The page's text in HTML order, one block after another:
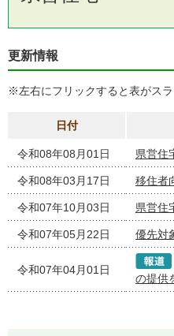
更新情報
※左右にフリックすると表がスラ
日付
令和08年08月01日 県営住
令和08年03月17日 移住者
令和07年10月03日 県営住
令和07年05月22日 優先対
令和07年04月01日
の提供